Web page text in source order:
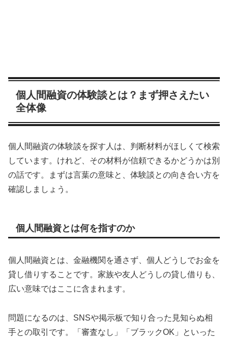
個人間融資の体験談とは？まず押さえたい
全体像
個人間融資の体験談を探す人は、判断材料がほしくて検索
しています。けれど、その材料が信頼できるかどうかは別
の話です。まずは言葉の意味と、体験談との向き合い方を
確認しましょう。
個人間融資とは何を指すのか
個人間融資とは、金融機関を通さず、個人どうしでお金を
貸し借りすることです。家族や友人どうしの貸し借りも、
広い意味ではここに含まれます。
問題になるのは、SNSや掲示板で知り合った見知らぬ相
手との取引です。「審査なし」「ブラックOK」といった